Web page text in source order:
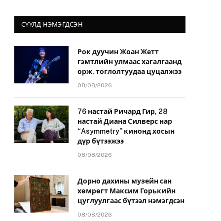
СҮҮЛД НЭМЭГДСЭН
Рок дуучин Жоан Жетт
гэмтлийн улмаас хагалгаанд
орж, тоглолтуудаа цуцалжээ
08/08/2026
76 настай Ричард Гир, 28
настай Диана Силверс нар
“Asymmetry” кинонд хосын
дүр бүтээжээ
08/08/2026
Дорно дахины музейн сан
хөмрөгт Максим Горькийн
цуглуулгаас бүтээл нэмэгдсэн
08/08/2026